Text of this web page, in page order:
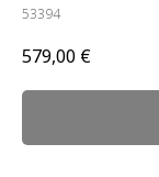
53394
579,00 €